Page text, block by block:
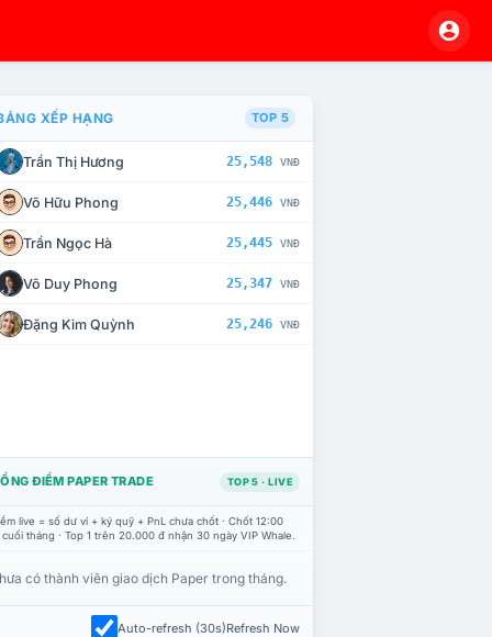
CHẾ TÀI XỬ LÝ VI PHẠM
XẾP HẠNG TOP 5
Trần Thị Hương 25,548 VNĐ
Võ Hữu Phong 25,446 VNĐ
Trần Ngọc Hà 25,445 VNĐ
Võ Duy Phong 25,347 VNĐ
Đặng Kim Quỳnh 25,246 VNĐ
ĐIỂM PAPER TRADE TOP 5 · LIVE
live = số dư ví + ký quỹ + PnL chưa chốt · Chốt 12:00
tháng · Top 1 trên 20.000 đ nhận 30 ngày VIP Whale.
có thành viên giao dịch Paper trong tháng.
Auto-refresh (30s)Refresh Now